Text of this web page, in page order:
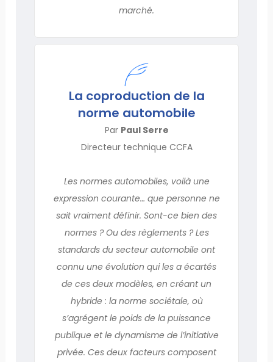
marché.
La coproduction de la
norme automobile
Par Paul Serre
Directeur technique CCFA
Les normes automobiles, voilà une
expression courante… que personne ne
sait vraiment définir. Sont-ce bien des
normes ? Ou des règlements ? Les
standards du secteur automobile ont
connu une évolution qui les a écartés
de ces deux modèles, en créant un
hybride : la norme sociétale, où
s’agrégent le poids de la puissance
publique et le dynamisme de l’initiative
privée. Ces deux facteurs composent